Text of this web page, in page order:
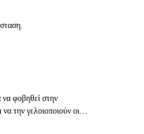
φοβηθεί στην
την γελοιοποιούν οι…